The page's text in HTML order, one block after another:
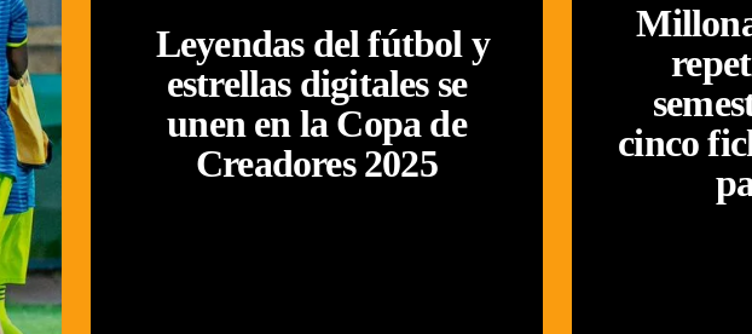
Leyendas del fútbol y
estrellas digitales se
unen en la Copa de
Creadores 2025
cinco